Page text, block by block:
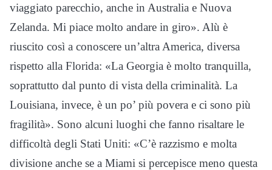
viaggiato parecchio, anche in Australia e Nuova
Zelanda. Mi piace molto andare in giro». Alù è
riuscito così a conoscere un’altra America, diversa
rispetto alla Florida: «La Georgia è molto tranquilla,
soprattutto dal punto di vista della criminalità. La
Louisiana, invece, è un po’ più povera e ci sono più
fragilità». Sono alcuni luoghi che fanno risaltare le
difficoltà degli Stati Uniti: «C’è razzismo e molta
divisione anche se a Miami si percepisce meno questa